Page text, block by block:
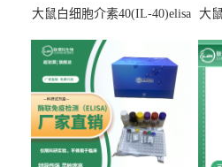
大鼠白细胞介素40(IL-40)elisa
大